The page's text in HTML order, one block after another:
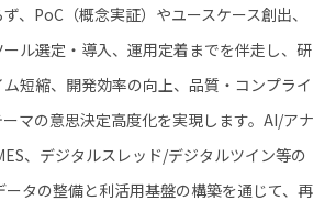
、PoC（概念実証）やユースケース創出、
ル選定・導入、運用定着までを伴走し、研
短縮、開発効率の向上、品質・コンプライ
マの意思決定高度化を実現します。AI/アナ
、デジタルスレッド/デジタルツイン等の
タの整備と利活用基盤の構築を通じて、再